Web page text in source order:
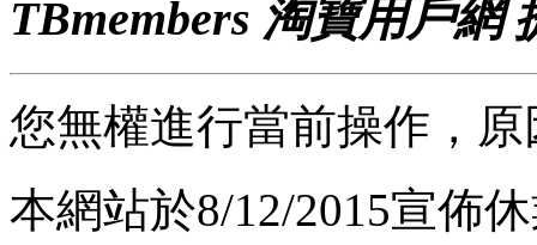
TBmembers 淘寶用戶網
您無權進行當前操作，
本網站於8/12/2015宣佈